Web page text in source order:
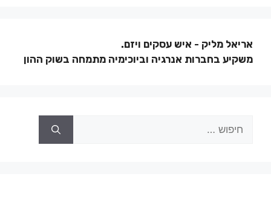
אריאל מליק - איש עסקים ויזם.
משקיע בחברות אנרגיה וביוכימיה מתמחה בשוק ההון